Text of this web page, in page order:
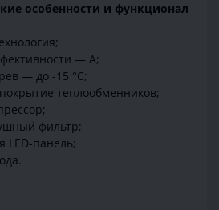
особенности и функционал
— А;
— до -15 °С;
теплообменников;
фильтр;
LED-панель;